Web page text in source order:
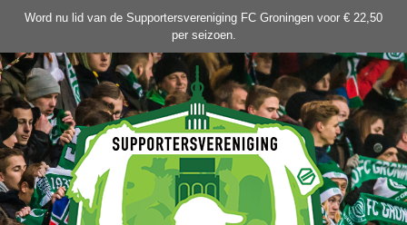
de
inhoud
Word nu lid van de Supportersvereniging FC Groningen voor € 22,50
per seizoen.